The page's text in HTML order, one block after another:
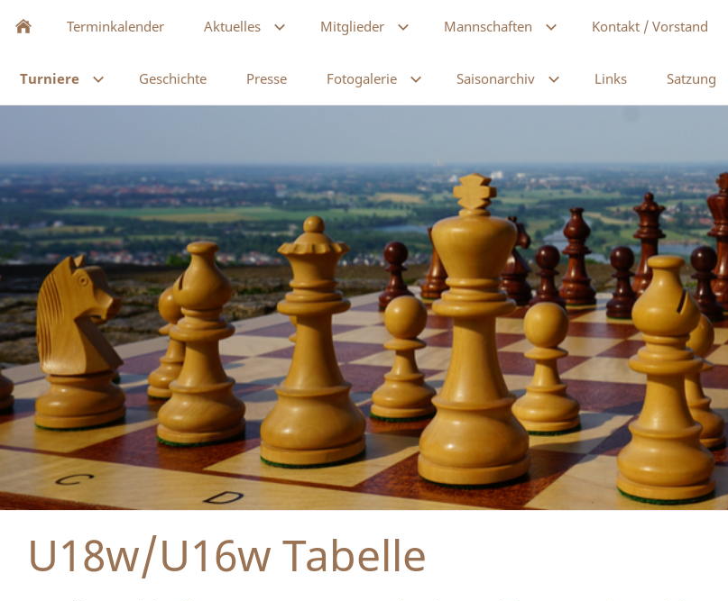
Terminkalender Aktuelles Mitglieder Mannschaften Kontakt / Vorstand
Turniere Geschichte Presse Fotogalerie Saisonarchiv Links Satzung
U18w/U16w Tabelle